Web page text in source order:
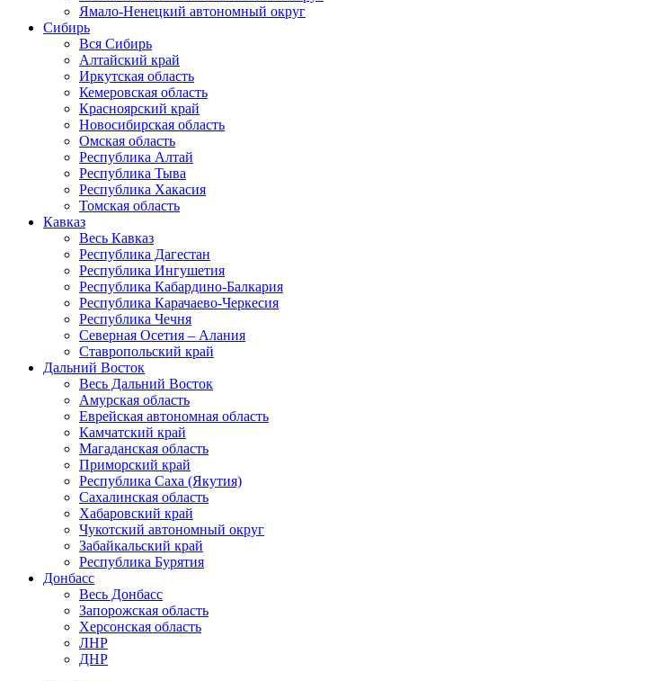
Ямало-Ненецкий автономный округ
Сибирь
Вся Сибирь
Алтайский край
Иркутская область
Кемеровская область
Красноярский край
Новосибирская область
Омская область
Республика Алтай
Республика Тыва
Республика Хакасия
Томская область
Кавказ
Весь Кавказ
Республика Дагестан
Республика Ингушетия
Республика Кабардино-Балкария
Республика Карачаево-Черкесия
Республика Чечня
Северная Осетия – Алания
Ставропольский край
Дальний Восток
Весь Дальний Восток
Амурская область
Еврейская автономная область
Камчатский край
Магаданская область
Приморский край
Республика Саха (Якутия)
Сахалинская область
Хабаровский край
Чукотский автономный округ
Забайкальский край
Республика Бурятия
Донбасс
Весь Донбасс
Запорожская область
Херсонская область
ЛНР
ДНР